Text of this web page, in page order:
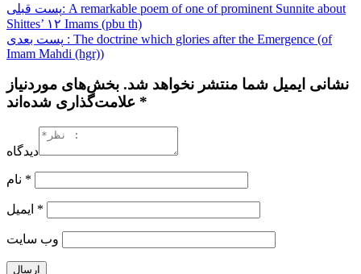
پست قبلی: A remarkable poem of one of prominent Sunnite about
Shittes’ ۱۲ Imams (pbu th)
پست بعدی : The doctrine which glories after the Emergence (of
Imam Mahdi (hgr))
نشانی ایمیل شما منتشر نخواهد شد. بخش‌های موردنیاز
علامت‌گذاری شده‌اند *
دیدگاه
*
*
وب‌ سایت